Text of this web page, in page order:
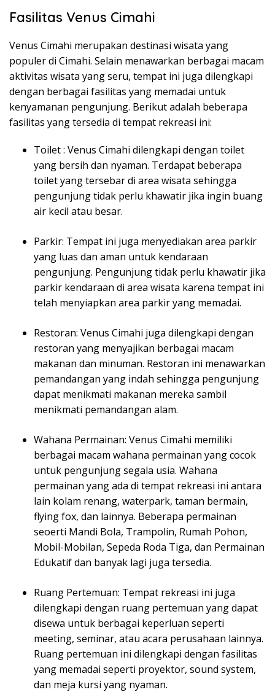
Fasilitas Venus Cimahi
Venus Cimahi merupakan destinasi wisata yang
populer di Cimahi. Selain menawarkan berbagai macam
aktivitas wisata yang seru, tempat ini juga dilengkapi
dengan berbagai fasilitas yang memadai untuk
kenyamanan pengunjung. Berikut adalah beberapa
fasilitas yang tersedia di tempat rekreasi ini:
Toilet : Venus Cimahi dilengkapi dengan toilet
yang bersih dan nyaman. Terdapat beberapa
toilet yang tersebar di area wisata sehingga
pengunjung tidak perlu khawatir jika ingin buang
air kecil atau besar.
Parkir: Tempat ini juga menyediakan area parkir
yang luas dan aman untuk kendaraan
pengunjung. Pengunjung tidak perlu khawatir jika
parkir kendaraan di area wisata karena tempat ini
telah menyiapkan area parkir yang memadai.
Restoran: Venus Cimahi juga dilengkapi dengan
restoran yang menyajikan berbagai macam
makanan dan minuman. Restoran ini menawarkan
pemandangan yang indah sehingga pengunjung
dapat menikmati makanan mereka sambil
menikmati pemandangan alam.
Wahana Permainan: Venus Cimahi memiliki
berbagai macam wahana permainan yang cocok
untuk pengunjung segala usia. Wahana
permainan yang ada di tempat rekreasi ini antara
lain kolam renang, waterpark, taman bermain,
flying fox, dan lainnya. Beberapa permainan
seoerti Mandi Bola, Trampolin, Rumah Pohon,
Mobil-Mobilan, Sepeda Roda Tiga, dan Permainan
Edukatif dan banyak lagi juga tersedia.
Ruang Pertemuan: Tempat rekreasi ini juga
dilengkapi dengan ruang pertemuan yang dapat
disewa untuk berbagai keperluan seperti
meeting, seminar, atau acara perusahaan lainnya.
Ruang pertemuan ini dilengkapi dengan fasilitas
yang memadai seperti proyektor, sound system,
dan meja kursi yang nyaman.